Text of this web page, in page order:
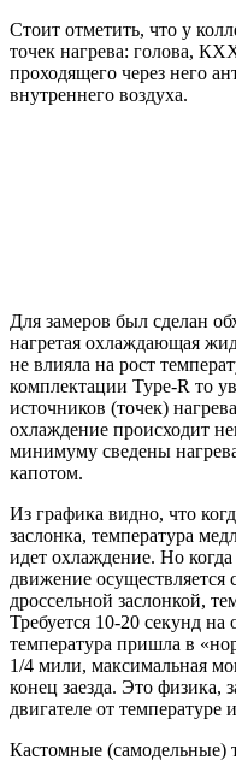
Стоит отметить, что у
точек нагрева: голова,
проходящего через него
внутреннего воздуха.
Для замеров был сделан
нагретая охлаждающая
не влияла на рост
комплектации Type-R то
источников (точек)
охлаждение происходит
минимуму сведены
капотом.
Из графика видно, что
заслонка, температура
идет охлаждение. Но когда
движение
дроссельной заслонкой,
Требуется 10-20 секунд
температура пришла в
1/4 мили, максимальная
конец заезда. Это физика,
двигателе от температуре
Кастомные (самодельные)